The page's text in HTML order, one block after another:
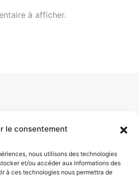
le consentement
nous utilisons des technologies
et/ou accéder aux informations des
à ces technologies nous permettra de
à afficher.